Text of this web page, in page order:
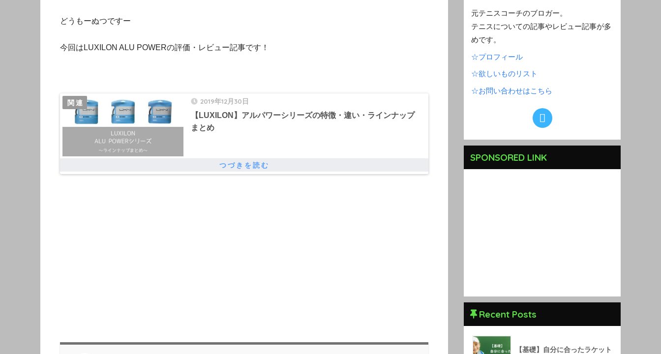
どうもーぬつですー
今回はLUXILON ALU POWERの評価・レビュー記事です！
2019年12月30日
【LUXILON】アルパワーシリーズの特徴・違い・ラインナップ
まとめ
元テニスコーチのブロガー。
テニスについての記事やレビュー記事が多
めです。
☆プロフィール
☆欲しいものリスト
☆お問い合わせはこちら
SPONSORED LINK
Recent Posts
【基礎】自分に合ったラケット